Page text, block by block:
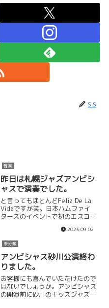
s.s
音楽
昨日は札幌ジャズアンビシ
ャスで演奏でした。
と言ってもほとんどFeliz De La
Vidaですが笑。日本ハムファイ
ターズのイベントで初のエスコン
は。でかい！窓に貼ってる野球規
約？を読む気になる箇所を見つけ
る酔いすぎダメ、ゼッタイ当日の
動きとしては16...
2023.09.02
未分類
アンビシャス砂川公演終わ
りました。
お客様にも喜んでいただけたので
はないでしょうか。アンビシャス
の開演前に砂川のキッズジャズス